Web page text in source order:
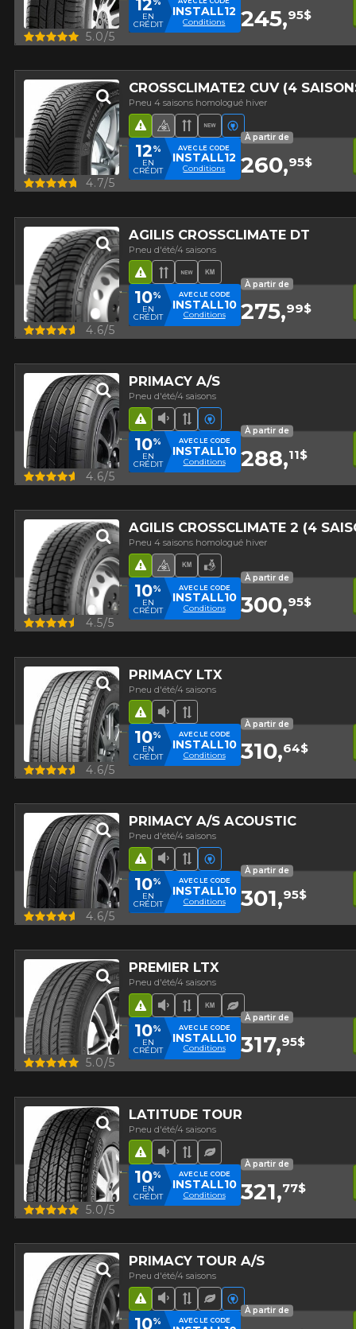
Aperçu 5.0/5
12
EN
CRÉDIT
INSTALL12
Conditions 245,95$
CROSSCLIMATE2 CUV (4
Pneu 4 saisons homologué hiver
Bande de roulement
Pneu 4 saisons homologué
Nouveau produit
Hasard routierVéhicules
Aperçu 4.7/5
12%
EN
CRÉDIT
AVEC LE CODE
INSTALL12
Conditions
À partir de
260,95$
AGILIS CROSSCLIMATE DT
Pneu d'été/4 saisons
Bande de roulement
Nouveau produit
Haut kilométrage
Hasard routier
Aperçu 4.6/5
10%
EN
CRÉDIT
AVEC LE CODE
INSTALL10
Conditions
À partir de
275,99$
PRIMACY A/S
Pneu d'été/4 saisons
Faible niveau sonore
Bande de roulement
Hasard routierVéhicules électriques
Aperçu 4.6/5
10%
EN
CRÉDIT
AVEC LE CODE
INSTALL10
Conditions
À partir de
288,11$
AGILIS CROSSCLIMATE 2 (4
Pneu 4 saisons homologué hiver
Pneu 4 saisons homologué
Haut kilométrage
Hasard routierMeilleur rapport
Aperçu 4.5/5
10%
EN
CRÉDIT
AVEC LE CODE
INSTALL10
Conditions
À partir de
300,95$
PRIMACY LTX
Pneu d'été/4 saisons
Faible niveau sonore
Bande de roulement
Hasard routier
Aperçu 4.6/5
10%
EN
CRÉDIT
AVEC LE CODE
INSTALL10
Conditions
À partir de
310,64$
PRIMACY A/S ACOUSTIC
Pneu d'été/4 saisons
Faible niveau sonore
Bande de roulement
Hasard routierVéhicules électriques
Aperçu 4.6/5
10%
EN
CRÉDIT
AVEC LE CODE
INSTALL10
Conditions
À partir de
301,95$
PREMIER LTX
Pneu d'été/4 saisons
Faible niveau sonore
Bande de roulement
Haut kilométrage
Pneu écologique
Hasard routier
Aperçu 5.0/5
10%
EN
CRÉDIT
AVEC LE CODE
INSTALL10
Conditions
À partir de
317,95$
LATITUDE TOUR
Pneu d'été/4 saisons
Faible niveau sonore
Bande de roulement
Pneu écologique
Hasard routier
Aperçu 5.0/5
10%
EN
CRÉDIT
AVEC LE CODE
INSTALL10
Conditions
À partir de
321,77$
PRIMACY TOUR A/S
Pneu d'été/4 saisons
Faible niveau sonore
Bande de roulement
Pneu écologique
Hasard routierVéhicules
10% AVEC LE CODE
À partir de